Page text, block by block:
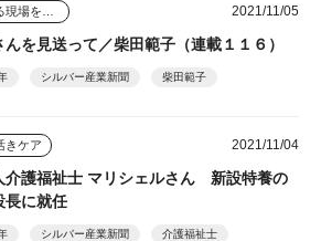
2021/11/05
んを見送って／柴田範子（連載１１６）
シルバー産業新聞 柴田範子
きケア 2021/11/04
介護福祉士 マリシェルさん 新設特養の
長に就任
シルバー産業新聞 介護福祉士